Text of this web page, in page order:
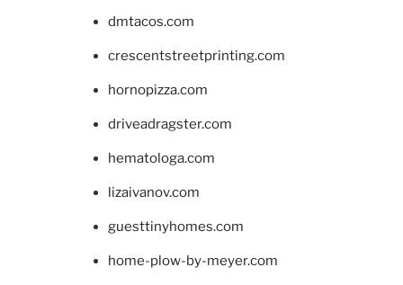
dmtacos.com
crescentstreetprinting.com
hornopizza.com
driveadragster.com
hematologa.com
lizaivanov.com
guesttinyhomes.com
home-plow-by-meyer.com